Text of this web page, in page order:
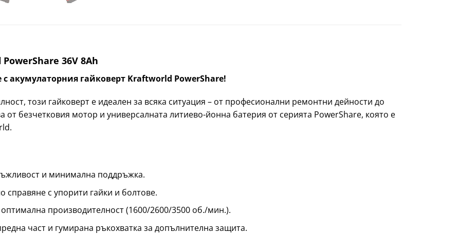
36V 8Ah
акумулаторния гайковерт Kraftworld PowerShare!
този гайковерт е идеален за всяка ситуация – от професионални ремонтни дейности до
безчетковия мотор и универсалната литиево-йонна батерия от серията PowerShare, която е
и минимална поддръжка.
справяне с упорити гайки и болтове.
производителност (1600/2600/3500 об./мин.).
част и гумирана ръкохватка за допълнителна защита.